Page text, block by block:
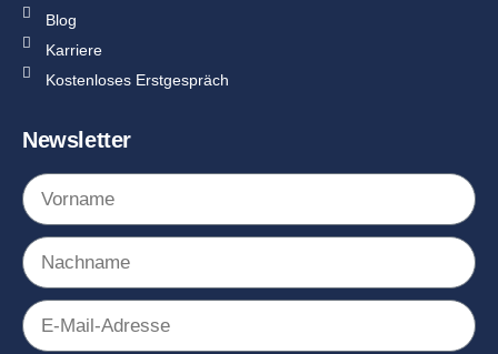
Blog
Karriere
Kostenloses Erstgespräch
Newsletter